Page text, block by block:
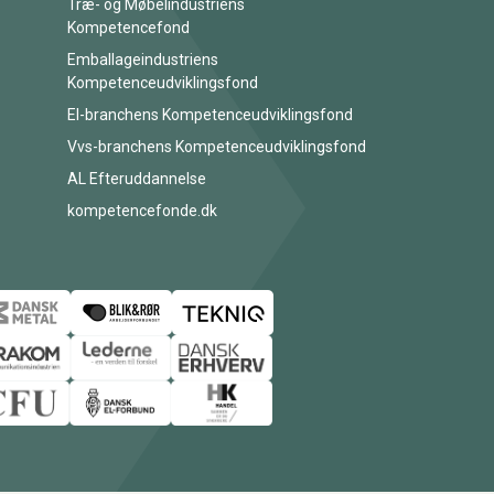
Træ- og Møbelindustriens
Kompetencefond
Emballageindustriens
Kompetenceudviklingsfond
El-branchens Kompetenceudviklingsfond
Vvs-branchens Kompetenceudviklingsfond
AL Efteruddannelse
kompetencefonde.dk